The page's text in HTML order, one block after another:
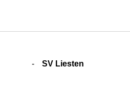
SV Liesten